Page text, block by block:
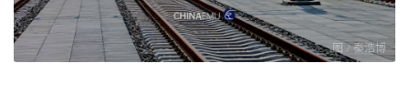
图 / 秦浩博